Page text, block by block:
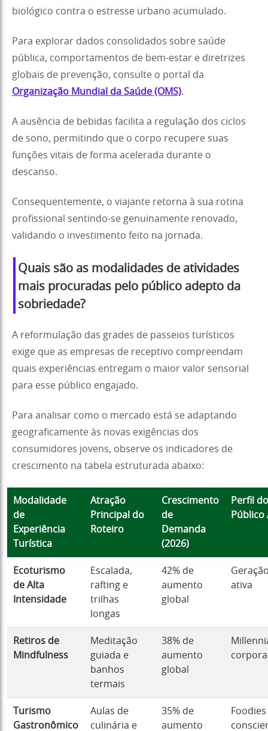
biológico contra o estresse urbano acumulado.
Para explorar dados consolidados sobre saúde
pública, comportamentos de bem-estar e diretrizes
globais de prevenção, consulte o portal da
Organização Mundial da Saúde (OMS).
A ausência de bebidas facilita a regulação dos ciclos
de sono, permitindo que o corpo recupere suas
funções vitais de forma acelerada durante o
descanso.
Consequentemente, o viajante retorna à sua rotina
profissional sentindo-se genuinamente renovado,
validando o investimento feito na jornada.
Quais são as modalidades de atividades
mais procuradas pelo público adepto da
sobriedade?
A reformulação das grades de passeios turísticos
exige que as empresas de receptivo compreendam
quais experiências entregam o maior valor sensorial
para esse público engajado.
Para analisar como o mercado está se adaptando
geograficamente às novas exigências dos
consumidores jovens, observe os indicadores de
crescimento na tabela estruturada abaixo:
Modalidade
de
Experiência
Turística
Atração
Principal do
Roteiro
Crescimento
de
Demanda
(2026)
Perfil do
Público
Ecoturismo
de Alta
Intensidade
Escalada,
rafting e
trilhas
longas
42% de
aumento
global
ativa
Retiros de
Mindfulness
Meditação
guiada e
banhos
termais
38% de
aumento
global
Turismo
Gastronômico
Aulas de
culinária e
35% de
aumento
Foodies